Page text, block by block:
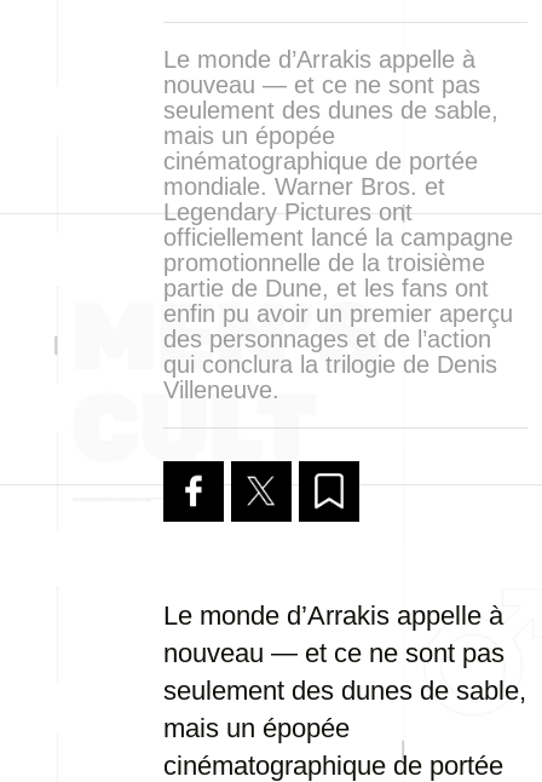
Le monde d’Arrakis appelle à
nouveau — et ce ne sont pas
seulement des dunes de sable,
mais un épopée
cinématographique de portée
mondiale. Warner Bros. et
Legendary Pictures ont
officiellement lancé la campagne
promotionnelle de la troisième
partie de Dune, et les fans ont
enfin pu avoir un premier aperçu
des personnages et de l’action
qui conclura la trilogie de Denis
Villeneuve.
Le monde d’Arrakis appelle à
nouveau — et ce ne sont pas
seulement des dunes de sable,
mais un épopée
cinématographique de portée